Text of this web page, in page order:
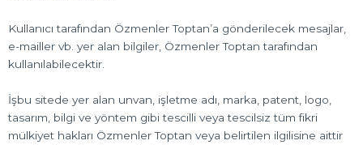
Kullanıcı tarafından Özmenler Toptan’a gönderilecek mesajlar,
e-mailler vb. yer alan bilgiler, Özmenler Toptan tarafından
kullanılabilecektir.
İşbu sitede yer alan unvan, işletme adı, marka, patent, logo,
tasarım, bilgi ve yöntem gibi tescilli veya tescilsiz tüm fikri
mülkiyet hakları Özmenler Toptan veya belirtilen ilgilisine aittir